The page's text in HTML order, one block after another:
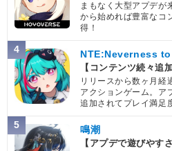
まもなく大型アプデが
から始めれば豊富なコ
得！
4 NTE:Neverness
【コンテンツ続々追
リリースから数ヶ月経
アクションゲーム。ア
追加されてプレイ満足
5 鳴潮
【アプデで遊びやす